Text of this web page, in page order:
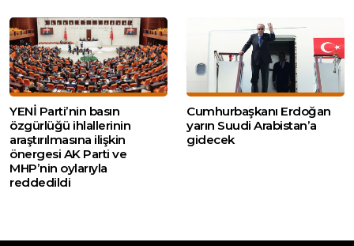
YENİ Parti’nin basın
özgürlüğü ihlallerinin
araştırılmasına ilişkin
önergesi AK Parti ve
MHP’nin oylarıyla
reddedildi
Cumhurbaşkanı Erdoğan
yarın Suudi Arabistan’a
gidecek